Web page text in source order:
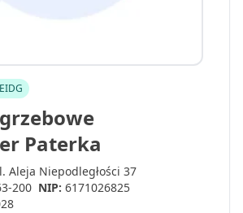
Paterka
Aleja Niepodległości 37
200 NIP: 6171026825